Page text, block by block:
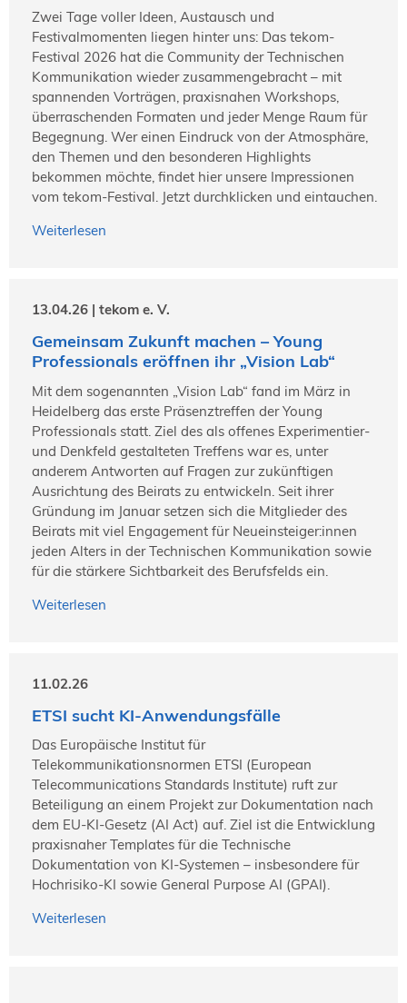
Zwei Tage voller Ideen, Austausch und
Festivalmomenten liegen hinter uns: Das tekom-
Festival 2026 hat die Community der Technischen
Kommunikation wieder zusammengebracht – mit
spannenden Vorträgen, praxisnahen Workshops,
überraschenden Formaten und jeder Menge Raum für
Begegnung. Wer einen Eindruck von der Atmosphäre,
den Themen und den besonderen Highlights
bekommen möchte, findet hier unsere Impressionen
vom tekom-Festival. Jetzt durchklicken und eintauchen.
Weiterlesen
13.04.26 | tekom e. V.
Gemeinsam Zukunft machen – Young
Professionals eröffnen ihr „Vision Lab“
Mit dem sogenannten „Vision Lab“ fand im März in
Heidelberg das erste Präsenztreffen der Young
Professionals statt. Ziel des als offenes Experimentier-
und Denkfeld gestalteten Treffens war es, unter
anderem Antworten auf Fragen zur zukünftigen
Ausrichtung des Beirats zu entwickeln. Seit ihrer
Gründung im Januar setzen sich die Mitglieder des
Beirats mit viel Engagement für Neueinsteiger:innen
jeden Alters in der Technischen Kommunikation sowie
für die stärkere Sichtbarkeit des Berufsfelds ein.
Weiterlesen
11.02.26
ETSI sucht KI-Anwendungsfälle
Das Europäische Institut für
Telekommunikationsnormen ETSI (European
Telecommunications Standards Institute) ruft zur
Beteiligung an einem Projekt zur Dokumentation nach
dem EU-KI-Gesetz (AI Act) auf. Ziel ist die Entwicklung
praxisnaher Templates für die Technische
Dokumentation von KI-Systemen – insbesondere für
Hochrisiko-KI sowie General Purpose AI (GPAI).
Weiterlesen